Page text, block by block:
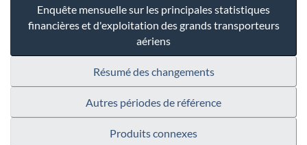
Enquête mensuelle sur les principales statistiques
financières et d'exploitation des grands transporteurs
aériens
Résumé des changements
Autres périodes de référence
Produits connexes